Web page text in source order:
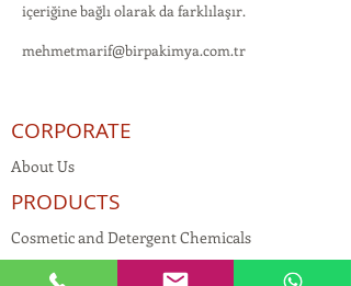
içeriğine bağlı olarak da farklılaşır.
mehmetmarif@birpakimya.com.tr
CORPORATE
About Us
PRODUCTS
Cosmetic and Detergent Chemicals
Human Resources